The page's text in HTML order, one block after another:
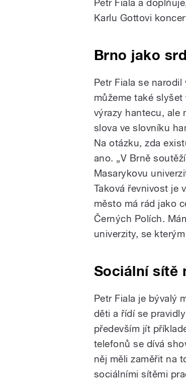
Petr Fiala a
Karlu Gottovi
Brno jako
Petr Fiala se
můžeme také
výrazy hantecu, ale
slova ve slovníku
Na otázku, zda
ano. „V Brně
Masarykovu
Taková řevnivost je
město má rád jako
Černých Polích.
univerzity, se
Sociální sítě
Petr Fiala je bývalý
děti a řídí se
především jít
telefonů se dívá
něj měli zaměřit na
sociálními sítěmi